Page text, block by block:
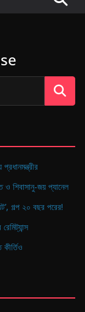
ও শিবাসানু-জয় প্যানেল
গল্প ২০ বছর পরের!
কীর্তিও